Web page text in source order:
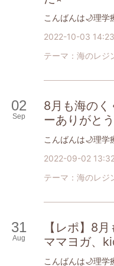
2022-10-03
テーマ： 海のレジ
02
Sep
8月も海のく
ーありがと
2022-09-02
テーマ： 海のレジ
31
Aug
【レポ】8
ママヨガ、